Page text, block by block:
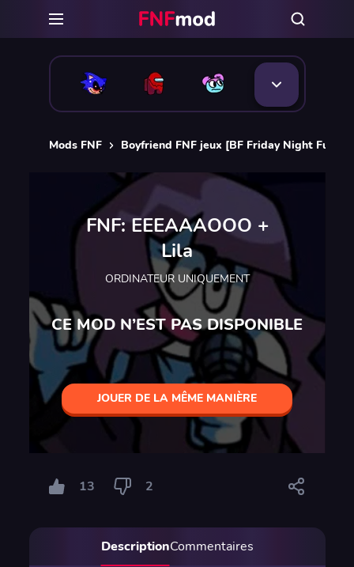
Mods FNF Boyfriend FNF jeux [BF Friday Night Funkin]
FNF: EEEAAAOOO +
Lila
ORDINATEUR UNIQUEMENT
CE MOD N’EST PAS DISPONIBLE
JOUER DE LA MÊME MANIÈRE
13 2
DescriptionCommentaires